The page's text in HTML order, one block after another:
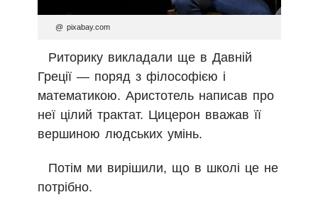
@ pixabay.com
Риторику викладали ще в Давній
Греції — поряд з філософією і
математикою. Аристотель написав про
неї цілий трактат. Цицерон вважав її
вершиною людських умінь.
Потім ми вирішили, що в школі це не
потрібно.